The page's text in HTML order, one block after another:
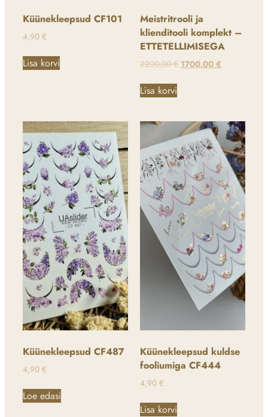
Küünekleepsud CF101
4,90 €
Lisa korvi
Meistritrooli ja
klienditooli komplekt –
ETTETELLIMISEGA
2200,00€ 1700,00 €
Lisa korvi
Küünekleepsud CF487
4,90 €
Loe edasi
Küünekleepsud kuldse
fooliumiga CF444
4,90 €
Lisa korvi